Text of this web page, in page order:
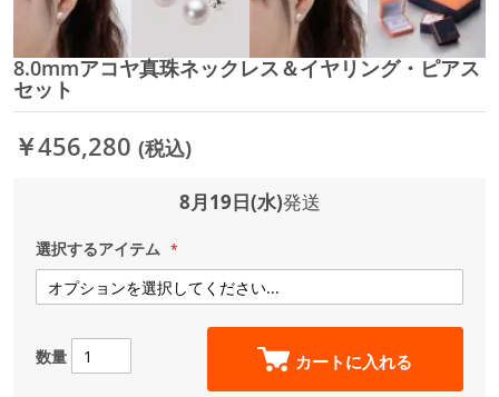
イ
メ
ー
ジ
ギ
8.0mmアコヤ真珠ネックレス＆イヤリング・ピアス
セット
￥456,280 (税込)
8月19日(水)発送
選択するアイテム
数量 カートに入れる